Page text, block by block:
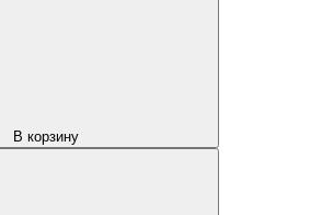
В корзину